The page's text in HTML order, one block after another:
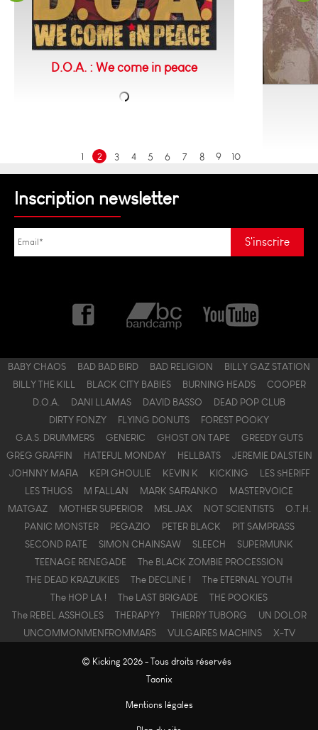
D.O.A. : We come in peace
1 2 3 4 5 6 7 8 9 10
Inscription newsletter
BABY CHAOS BAD BAD BIRD BAD RELIGION
BILLY GAZ STATION
BILLY THE KILL
BLACK CITY BABIES BURNING HEADS
COOPER
D.O.A.
DANI LLAMAS DAVID BASSO
DEAD POP CLUB
DIRTY FONZY
FLYING DONUTS
FOREST POOKY
G.A.S. DRUMMERS
GENERIC GHOST ON TAPE
GREEDY GUTS
GREG GRAFFIN
HATEFUL MONDAY HELLBATS
JEREMIE DALSTEIN
JOHNNY MAFIA
KEPI GHOULIE KEVIN K KICKING
LES $HERIFF
LES THUGS
M FALLAN MARK SAFRANKO
MASTERVOICE
MATGAZ
MOTHER SUPERIOR MSL JAX NOT SCIENTISTS
O.T.H.
PANIC MONSTER
PEGAZIO PETER BLACK
PIT SAMPRASS
SECOND RATE
SIMON CHAINSAW SLEECH
SUPERMUNK
TEENAGE RENEGADE
The BLACK ZOMBIE PROCESSION
THE DEAD KRAZUKIES
The DECLINE !
The ETERNAL YOUTH
The HOP LA !
The LAST BRIGADE
THE POOKIES
The REBEL ASSHOLES
THERAPY? THIERRY TUBORG
UN DOLOR
UNCOMMONMENFROMMARS
VULGAIRES MACHINS X-TV
© Kicking 2026 - Tous droits réservés
Taonix
Mentions légales